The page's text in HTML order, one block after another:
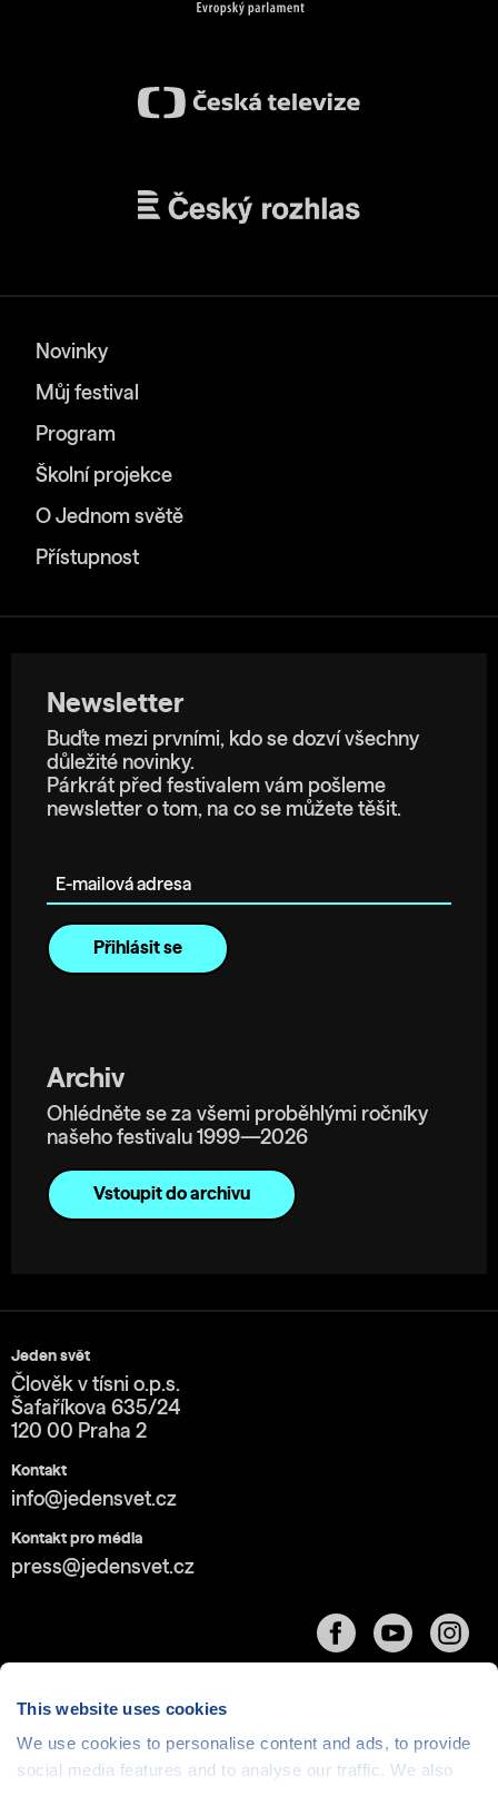
This website uses cookies
We use cookies to personalise content and ads, to provide
social media features and to analyse our traffic. We also
Novinky
Můj festival
Program
Školní projekce
O Jednom světě
Přístupnost
Newsletter
Buďte mezi prvními, kdo se dozví všechny
důležité novinky.
Párkrát před festivalem vám pošleme
newsletter o tom, na co se můžete těšit.
Archiv
Ohlédněte se za všemi proběhlými ročníky
našeho festivalu 1999—2026
Vstoupit do archivu
Jeden svět
Člověk v tísni o.p.s.
Šafaříkova 635/24
120 00 Praha 2
Kontakt
info@jedensvet.cz
Kontakt pro média
press@jedensvet.cz
Cookies| © 1999-2026 Člověk v tísni o.p.s., web běží